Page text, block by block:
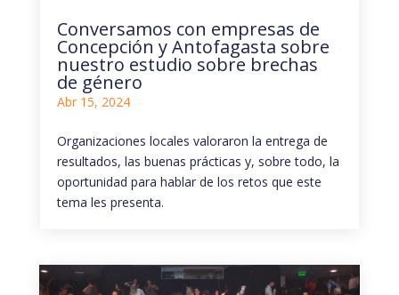
Conversamos con empresas de
Concepción y Antofagasta sobre
nuestro estudio sobre brechas
de género
Abr 15, 2024
Organizaciones locales valoraron la entrega de
resultados, las buenas prácticas y, sobre todo, la
oportunidad para hablar de los retos que este
tema les presenta.